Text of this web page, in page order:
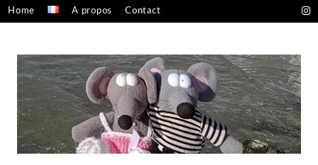
Skip
to
Home A propos Contact